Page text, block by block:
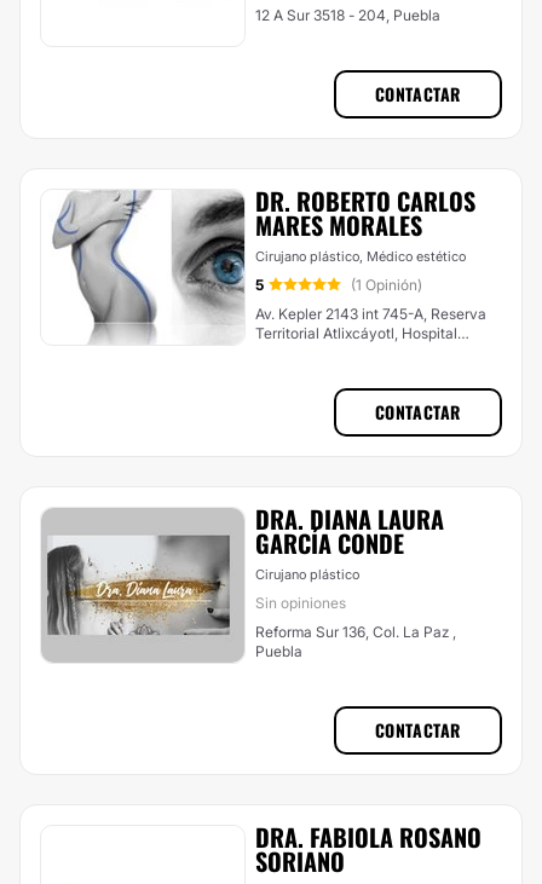
12 A Sur 3518 - 204, Puebla
CONTACTAR
DR. ROBERTO CARLOS
MARES MORALES
Cirujano plástico, Médico estético
5
(1 Opinión)
Av. Kepler 2143 int 745-A, Reserva
Territorial Atlixcáyotl, Hospital
CONTACTAR
DRA. DIANA LAURA
GARCÍA CONDE
Cirujano plástico
Sin opiniones
Reforma Sur 136, Col. La Paz ,
Puebla
CONTACTAR
DRA. FABIOLA ROSANO
SORIANO